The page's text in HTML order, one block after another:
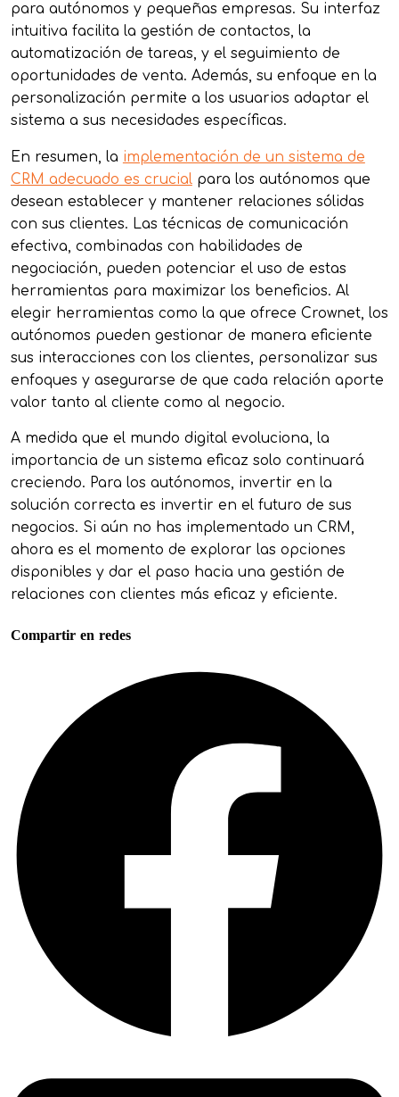
para autónomos y pequeñas empresas. Su interfaz
intuitiva facilita la gestión de contactos, la
automatización de tareas, y el seguimiento de
oportunidades de venta. Además, su enfoque en la
personalización permite a los usuarios adaptar el
sistema a sus necesidades específicas.
En resumen, la implementación de un sistema de
CRM adecuado es crucialpara los autónomos que
desean establecer y mantener relaciones sólidas
con sus clientes. Las técnicas de comunicación
efectiva, combinadas con habilidades de
negociación, pueden potenciar el uso de estas
herramientas para maximizar los beneficios. Al
elegir herramientas como la que ofrece Crownet, los
autónomos pueden gestionar de manera eficiente
sus interacciones con los clientes, personalizar sus
enfoques y asegurarse de que cada relación aporte
valor tanto al cliente como al negocio.
A medida que el mundo digital evoluciona, la
importancia de un sistema eficaz solo continuará
creciendo. Para los autónomos, invertir en la
solución correcta es invertir en el futuro de sus
negocios. Si aún no has implementado un CRM,
ahora es el momento de explorar las opciones
disponibles y dar el paso hacia una gestión de
relaciones con clientes más eficaz y eficiente.
Compartir en redes